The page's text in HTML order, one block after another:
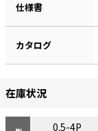
仕様書
カタログ
在庫状況
0.5-4P